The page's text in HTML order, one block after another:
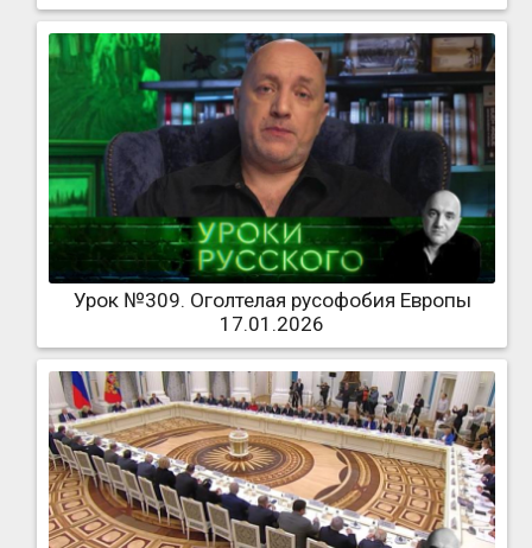
Урок №309. Оголтелая русофобия Европы
17.01.2026